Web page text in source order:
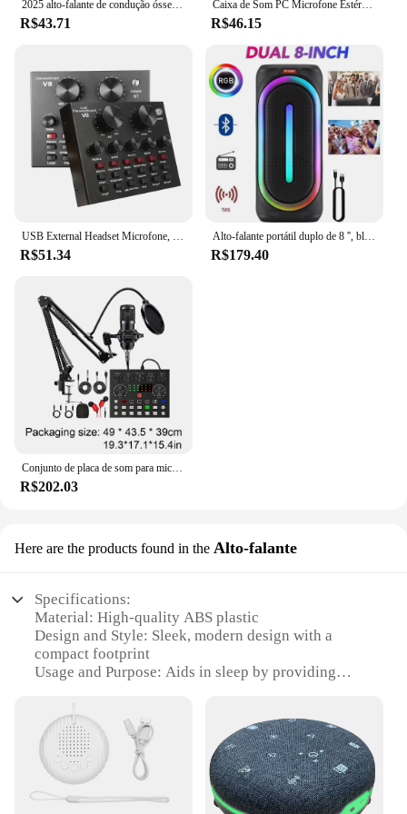
2025 alto-falante de condução óssea quente bluetooth-compatível tws som estéreo sem fio beija-flor alto-falante com rádio fm dropshipping
R$43.71
Caixa de Som PC Microfone Estéreo HIFI USB Com Fio Caixa De Som com Luz LED Para Computador Desktop
R$46.15
USB External Headset Microfone, V8, V8S, Mixer de Áudio, Webcast, Pessoal, Transmissão Ao Vivo, Placa de Som para Telefone, Computador
R$51.34
Alto-falante portátil duplo de 8 '', bluetooth, som de graves pesados com luz rgb, recarregável, tws, fm, alto-falante, presente de natal
R$179.40
Conjunto de placa de som para microfone bm800 v8, equipamento de podcast, montagem em choque de metal, filtro pop de camada dupla para streaming de podcasting
R$202.03
Here are the products found in the Alto-falante
Specifications:
Material: High-quality ABS plastic
Design and Style: Sleek, modern design with a
compact footprint
Usage and Purpose: Aids in sleep by providing
sounds with adjustable volume
Parts and Accessories: Includes a power adapter and
user manual
Applicable People: Ideal for individuals seeking a
restful night's sleep